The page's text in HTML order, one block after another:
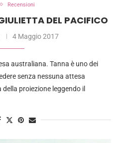
Recensioni
DEL PACIFICO
4 Maggio 2017
australiana. Tanna è uno dei
senza nessuna attesa
proiezione leggendo il